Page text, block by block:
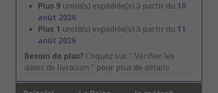
Plus 9 unité(s) expédiée(s) à partir du 10
août 2026
Plus 1 unité(s) expédiée(s) à partir du 11
août 2026
Besoin de plus? Cliquez sur " Vérifier les
dates de livraison " pour plus de détails